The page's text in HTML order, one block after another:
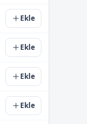
Ekle
Ekle
Ekle
Ekle